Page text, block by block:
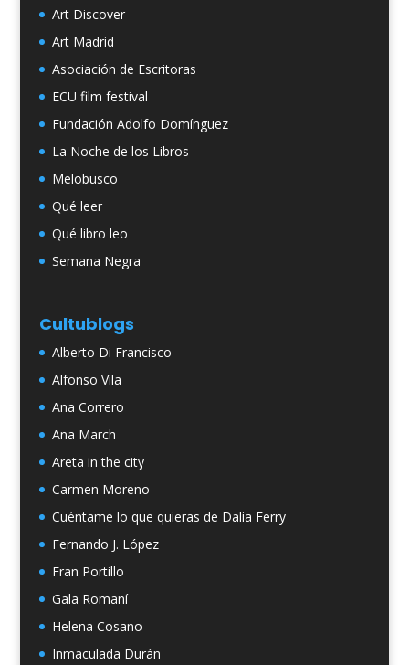
Art Discover
Art Madrid
Asociación de Escritoras
ECU film festival
Fundación Adolfo Domínguez
La Noche de los Libros
Melobusco
Qué leer
Qué libro leo
Semana Negra
Cultublogs
Alberto Di Francisco
Alfonso Vila
Ana Correro
Ana March
Areta in the city
Carmen Moreno
Cuéntame lo que quieras de Dalia Ferry
Fernando J. López
Fran Portillo
Gala Romaní
Helena Cosano
Inmaculada Durán